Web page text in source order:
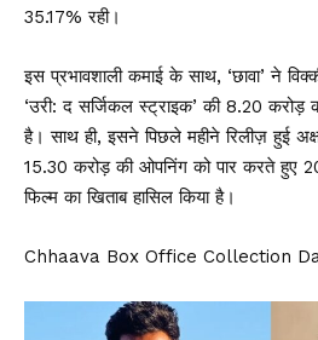
35.17% रही।
इस प्रभावशाली कमाई के साथ, ‘छावा’ ने
‘उरी: द सर्जिकल स्ट्राइक’ की ₹8.20 करोड़
है। साथ ही, इसने पिछले महीने रिलीज़ हुई
₹15.30 करोड़ की ओपनिंग को पार करते हुए
फिल्म का खिताब हासिल किया है।
Chhaava Box Office Collection